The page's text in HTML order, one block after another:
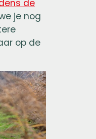
de
je nog
op de